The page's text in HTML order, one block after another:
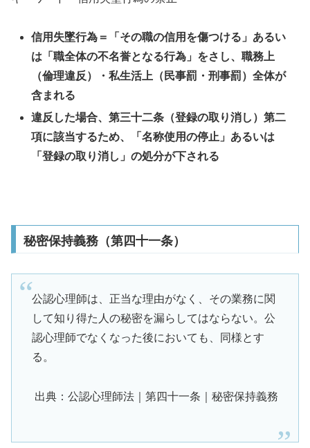
信用失墜行為＝「その職の信用を傷つける」あるい
は「職全体の不名誉となる行為」をさし、職務上
（倫理違反 ）・私生活上（ 民事罰・刑事罰）全体が
含まれる
違反した場合、第三十二条（登録の取り消し）第二
項に該当するため、「名称使用の停止 」あるいは
「登録の取り消し 」の処分が下される
秘密保持義務（第四十一条）
公認心理師は、正当な理由がなく、その業務に関
して知り得た人の秘密を漏らしてはならない。公
認心理師でなくなった後においても、同様とす
る。
出典：公認心理師法｜第四十一条｜秘密保持義務